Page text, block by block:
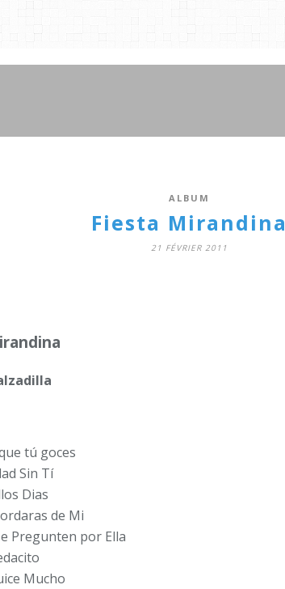
ALBUM
Fiesta Mirandina
21 FÉVRIER 2011
tú goces
Sin Tí
Dias
de Mi
Pregunten por Ella
Mucho